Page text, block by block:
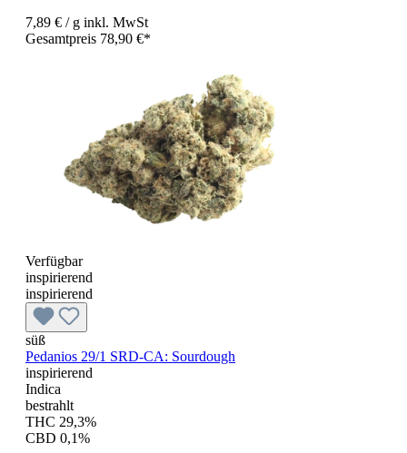
7,89 € / g inkl. MwSt
Gesamtpreis 78,90 €*
Verfügbar
inspirierend
inspirierend
süß
Pedanios 29/1 SRD-CA: Sourdough
inspirierend
Indica
bestrahlt
THC 29,3%
CBD 0,1%